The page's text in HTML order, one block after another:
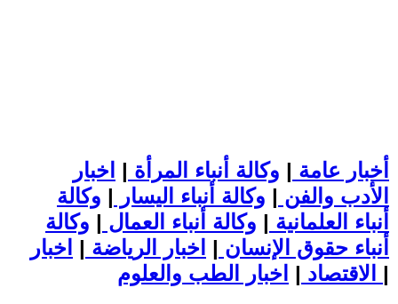
أخبار عامة | وكالة أنباء المرأة | اخبار
الأدب والفن | وكالة أنباء اليسار | وكالة
أنباء العلمانية | وكالة أنباء العمال | وكالة
أنباء حقوق الإنسان | اخبار الرياضة | اخبار
الاقتصاد | |